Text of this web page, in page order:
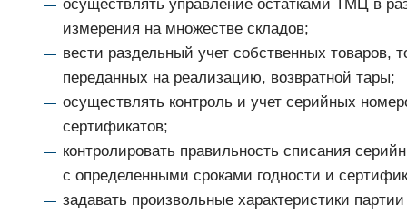
осуществлять управление остатками ТМЦ в
измерения на множестве складов;
вести раздельный учет собственных товаров,
переданных на реализацию, возвратной тары;
осуществлять контроль и учет серийных
сертификатов;
контролировать правильность списания
с определенными сроками годности и
задавать произвольные характеристики